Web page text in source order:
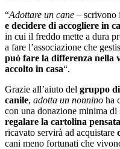
“Adottare un cane – scrivono
e decidere di accogliere in
in cui il freddo mette a dura
a fare l’associazione che
può fare la differenza nella
accolto in casa“.
Grazie all’aiuto del gruppo
canile, adotta un nonnino ha
con una donazione minima
regalare la cartolina
ricavato servirà ad acquistare
cani meno fortunati che